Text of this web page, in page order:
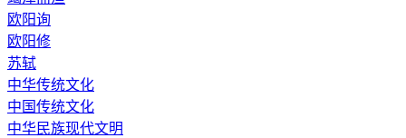
欧阳询
欧阳修
苏轼
中华传统文化
中国传统文化
中华民族现代文明